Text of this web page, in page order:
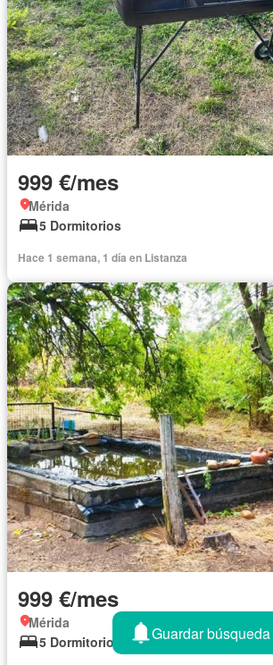
999 €/mes
Mérida
5 Dormitorios
Hace 1 semana, 1 día en Listanza
999 €/mes
Mérida
5 Dormitorios
Guardar búsqueda